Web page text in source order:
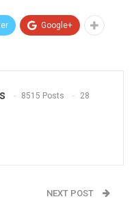
Google+
8515 Posts 28
NEXT POST